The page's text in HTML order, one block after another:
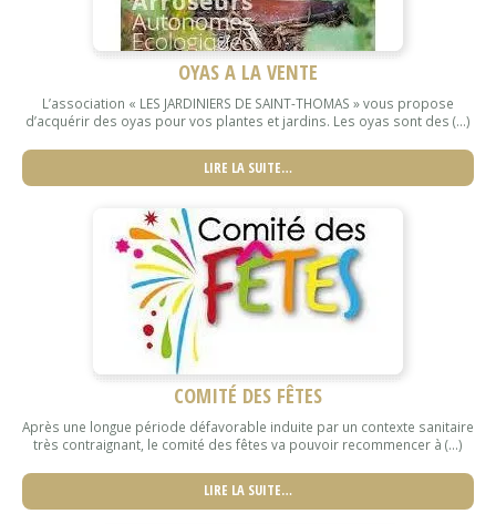
OYAS A LA VENTE
L’association « LES JARDINIERS DE SAINT-THOMAS » vous propose
d’acquérir des oyas pour vos plantes et jardins. Les oyas sont des (...)
LIRE LA SUITE…
COMITÉ DES FÊTES
Après une longue période défavorable induite par un contexte sanitaire
très contraignant, le comité des fêtes va pouvoir recommencer à (...)
LIRE LA SUITE…